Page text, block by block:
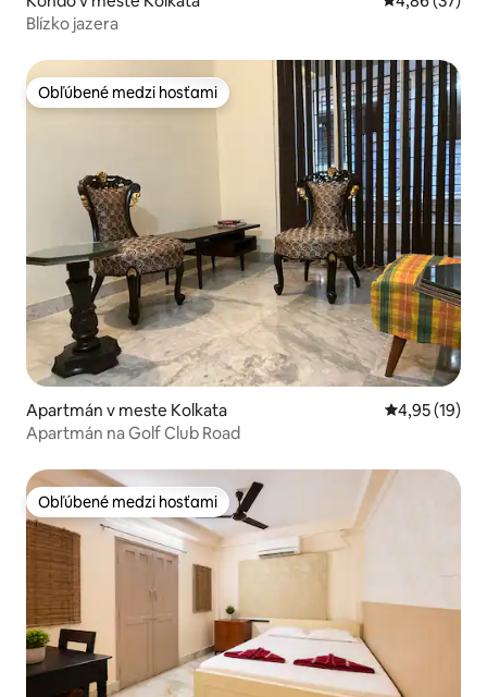
Blízko jazera
Obľúbené medzi hosťami
Obľúbené medzi hosťami
Apartmán v meste Kolkata Priemerné
4,95 (19)
Apartmán na Golf Club Road
Obľúbené medzi hosťami
Obľúbené medzi hosťami